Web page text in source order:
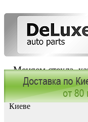
Меняем стекла,
Заказать установку
Киеве